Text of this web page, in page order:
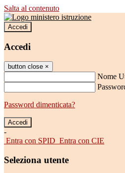
Salta al contenuto
Accedi
Accedi
button close ×
Nome
Password dimenticata?
-
Entra con SPID Entra con CIE
Seleziona utente